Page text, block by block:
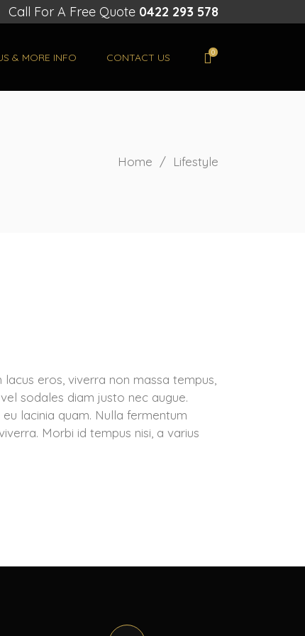
Call For A Free Quote 0422 293 578
& MORE INFO CONTACT US 0
Home / Lifestyle
eros, viverra non massa tempus,
sodales diam justo nec augue.
lacinia quam. Nulla fermentum
Morbi id tempus nisi, a varius